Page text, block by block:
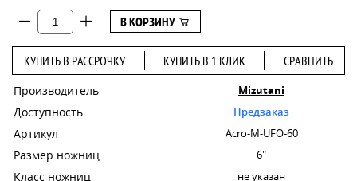
В КОРЗИНУ
КУПИТЬ В РАССРОЧКУ КУПИТЬ В 1 КЛИК СРАВНИТЬ
Производитель Mizutani
Доступность Предзаказ
Артикул Acro-M-UFO-60
Размер ножниц 6"
Класс ножниц не указан